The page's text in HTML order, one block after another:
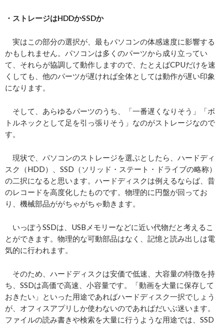
・ストレージはHDDかSSDか
実はこの部分の選択が、最もパソコンの体感速度に影響する
かもしれません。パソコンは多くのパーツから成り立ってい
て、それらが協調して動作しますので、たとえばCPUだけを速
くしても、他のパーツが遅ければ全体としては動作が遅い印象
になります。
そして、あらゆるパーツのうち、「一番遅くなりそう」「ボ
トルネックとして足を引っ張りそう」なのがストレージなので
す。
現状で、パソコンのストレージを選ぶとしたら、ハードディ
スク（HDD）、SSD（ソリッド・ステート・ドライブの略称）
の二択になると思います。ハードディスクは例えるならば、昔
のレコードを高度化したものです。物理的に円盤が回ってお
り、機械部品ががちゃがちゃ動きます。
いっぽうSSDは、USBメモリーなどに近い代物だと考えるこ
とができます。物理的な可動部品はなく、記憶と読み出しは電
気的に行われます。
そのため、ハードディスクは安価で低速、大容量の特徴を持
ち、SSDは高価で高速、小容量です。「動画を大量に保存して
おきたい」といった用途であればハードディスク一択でしょう
が、オフィスアプリしか使わないのであればだいぶ迷います。
ファイルの読み書きや検索を大量に行うような用途では、SSD